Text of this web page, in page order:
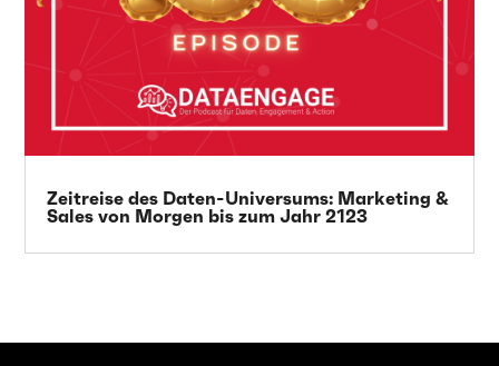
Zeitreise des Daten-Universums: Marketing &
Sales von Morgen bis zum Jahr 2123